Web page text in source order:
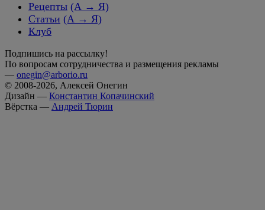
Рецепты (А → Я)
Статьи (А → Я)
Клуб
Подпишись на рассылку!
По вопросам сотрудничества и размещения рекламы
— onegin@arborio.ru
© 2008-2026, Алексей Онегин
Дизайн — Константин Копачинский
Вёрстка — Андрей Тюрин